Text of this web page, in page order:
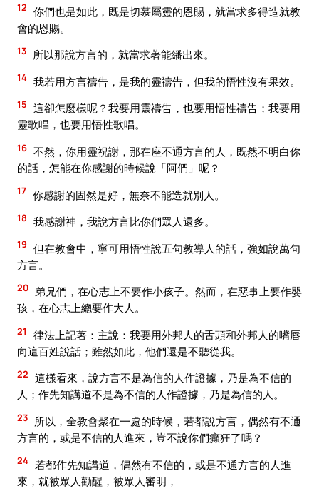
12 你們也是如此，既是切慕屬靈的恩賜，就當求多得造就教
會的恩賜。
13 所以那說方言的，就當求著能繙出來。
14 我若用方言禱告，是我的靈禱告，但我的悟性沒有果效。
15 這卻怎麼樣呢？我要用靈禱告，也要用悟性禱告；我要用
靈歌唱，也要用悟性歌唱。
16 不然，你用靈祝謝，那在座不通方言的人，既然不明白你
的話，怎能在你感謝的時候說「阿們」呢？
17 你感謝的固然是好，無奈不能造就別人。
18 我感謝神，我說方言比你們眾人還多。
19 但在教會中，寧可用悟性說五句教導人的話，強如說萬句
方言。
20 弟兄們，在心志上不要作小孩子。然而，在惡事上要作嬰
孩，在心志上總要作大人。
21
律法上記著：主說：我要用外邦人的舌頭和外邦人的嘴唇
向這百姓說話；雖然如此，他們還是不聽從我。
22 這樣看來，說方言不是為信的人作證據，乃是為不信的
人；作先知講道不是為不信的人作證據，乃是為信的人。
23 所以，全教會聚在一處的時候，若都說方言，偶然有不通
方言的，或是不信的人進來，豈不說你們癲狂了嗎？
24 若都作先知講道，偶然有不信的，或是不通方言的人進
來，就被眾人勸醒，被眾人審明，